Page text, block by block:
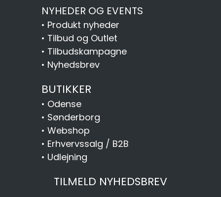
NYHEDER OG EVENTS
• Produkt nyheder
• Tilbud og Outlet
• Tilbudskampagne
• Nyhedsbrev
BUTIKKER
• Odense
• Sønderborg
• Webshop
• Erhvervssalg / B2B
• Udlejning
TILMELD NYHEDSBREV